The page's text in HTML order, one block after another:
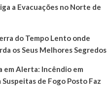
a Evacuações no Norte de
do Tempo Lento onde
os Seus Melhores Segredos
em Alerta: Incêndio em
Suspeitas de Fogo Posto Faz